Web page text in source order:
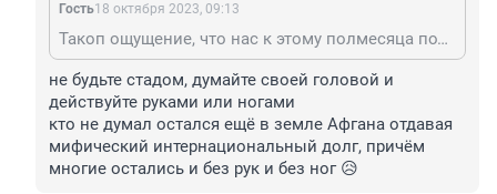
Гость18 октября 2023, 09:13
Такоп ощущение, что нас к этому полмесяца подводят все больше и больше.
не будьте стадом, думайте своей головой и
действуйте руками или ногами
кто не думал остался ещё в земле Афгана отдавая
мифический интернациональный долг, причём
многие остались и без рук и без ног 😥